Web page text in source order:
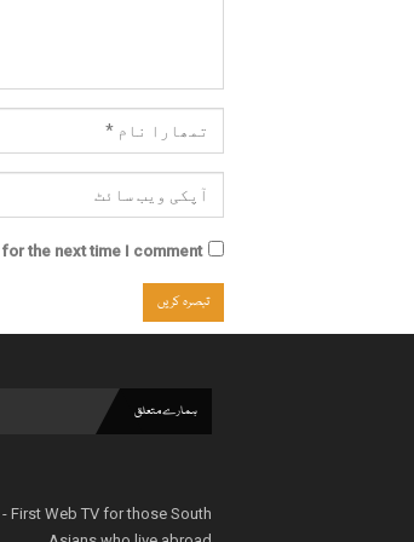
the next time I comment.
ہمارے متعلق
First Web TV for those South